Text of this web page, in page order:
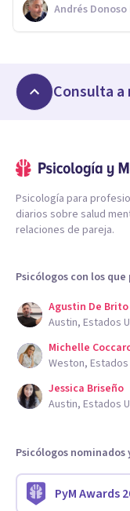
Andrés Donoso
Consulta
Psicología para
diarios sobre salud
relaciones de pareja.
Psicólogos con los
Agustin De Brito
Austin, Estados
Michelle
Weston,
Jessica Briseño
Austin, Estados
Psicólogos nominados
PyM Awards